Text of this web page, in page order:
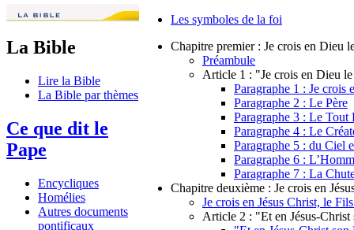
La Bible
Lire la Bible
La Bible par thèmes
Ce que dit le
Pape
Encycliques
Homélies
Autres documents
pontificaux
Les symboles de la foi
Chapitre premier : Je crois en Dieu
Préambule
Article 1 : "Je crois en Dieu
Paragraphe 1 : Je crois
Paragraphe 2 : Le Père
Paragraphe 3 : Le Tout
Paragraphe 4 : Le
Paragraphe 5 : du Ciel
Paragraphe 6 :
Paragraphe 7 : La
Chapitre deuxième : Je crois en
Je crois en Jésus Christ, le
Article 2 : "Et en Jésus-